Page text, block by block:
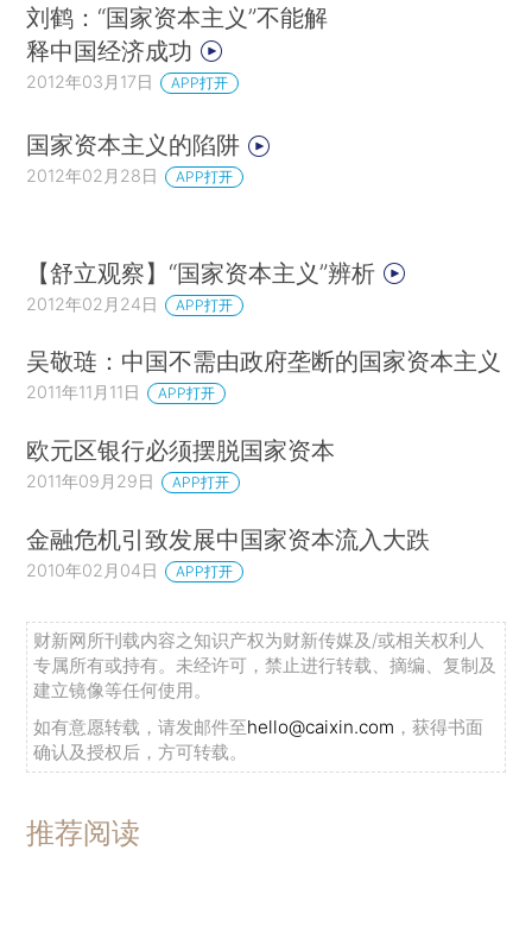
刘鹤：“国家资本主义”不能解
释中国经济成功
2012年03月17日 APP打开
国家资本主义的陷阱
2012年02月28日 APP打开
【舒立观察】“国家资本主义”辨析
2012年02月24日 APP打开
吴敬琏：中国不需由政府垄断的国家资本主义
2011年11月11日 APP打开
欧元区银行必须摆脱国家资本
2011年09月29日 APP打开
金融危机引致发展中国家资本流入大跌
2010年02月04日 APP打开
财新网所刊载内容之知识产权为财新传媒及/或相关权利人
专属所有或持有。未经许可，禁止进行转载、摘编、复制及
建立镜像等任何使用。
如有意愿转载，请发邮件至hello@caixin.com ，获得书面
确认及授权后，方可转载。
推荐阅读